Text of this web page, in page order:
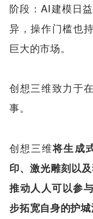
阶段：AI建模日
异，操作门槛也
巨大的市场。
创想三维致力于
事。
创想三维将生成
印、激光雕刻以
推动人人可以参
步拓宽自身的护城